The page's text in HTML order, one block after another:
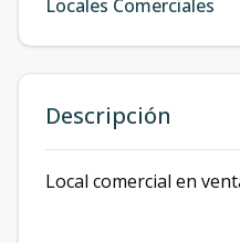
Locales Comerciales
Descripción
Local comercial en